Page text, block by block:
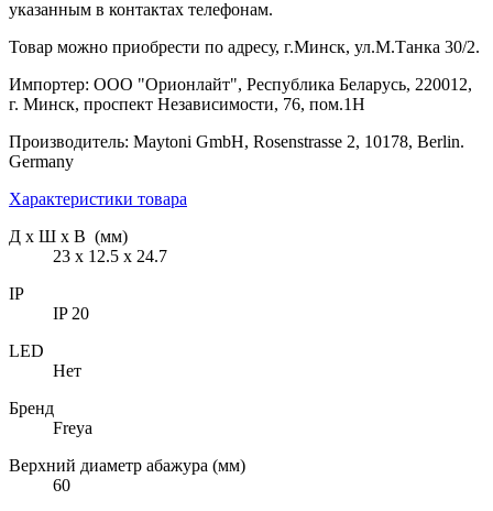
указанным в контактах телефонам.
Товар можно приобрести по адресу, г.Минск, ул.М.Танка 30/2.
Импортер: ООО "Орионлайт", Республика Беларусь, 220012,
г. Минск, проспект Независимости, 76, пом.1Н
Производитель: Maytoni GmbH, Rosenstrasse 2, 10178, Berlin.
Germany
Характеристики товара
Д х Ш х В (мм)
23 х 12.5 х 24.7
IP
IP 20
LED
Нет
Бренд
Freya
Верхний диаметр абажура (мм)
60